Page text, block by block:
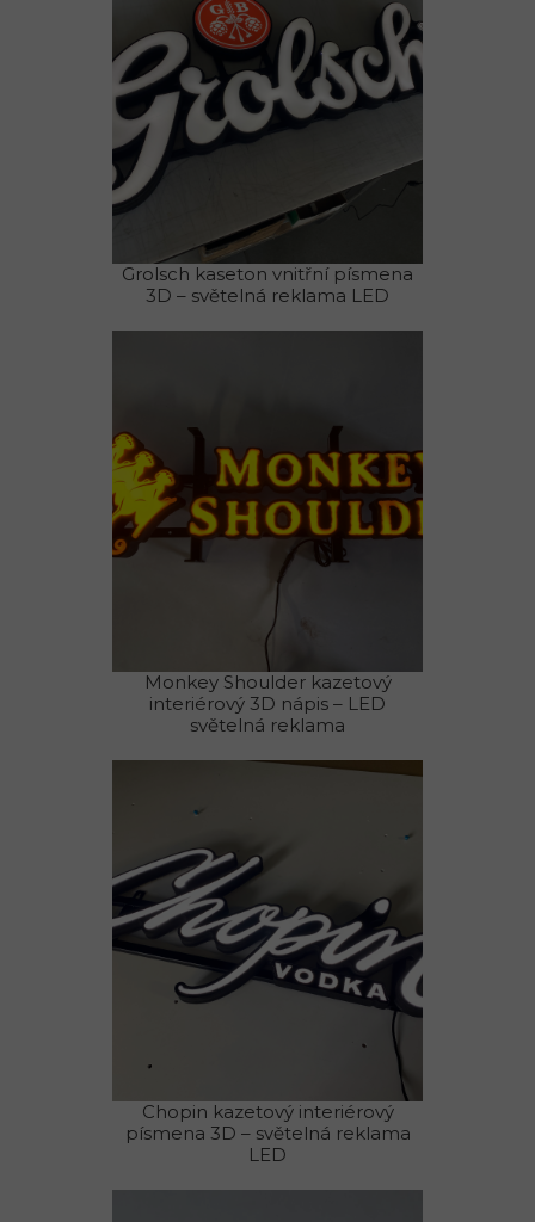
Grolsch kaseton vnitřní písmena
3D – světelná reklama LED
Monkey Shoulder kazetový
interiérový 3D nápis – LED
světelná reklama
Chopin kazetový interiérový
písmena 3D – světelná reklama
LED